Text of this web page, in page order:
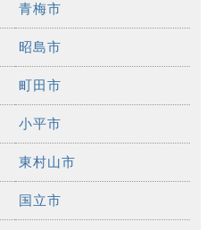
青梅市
昭島市
町田市
小平市
東村山市
国立市